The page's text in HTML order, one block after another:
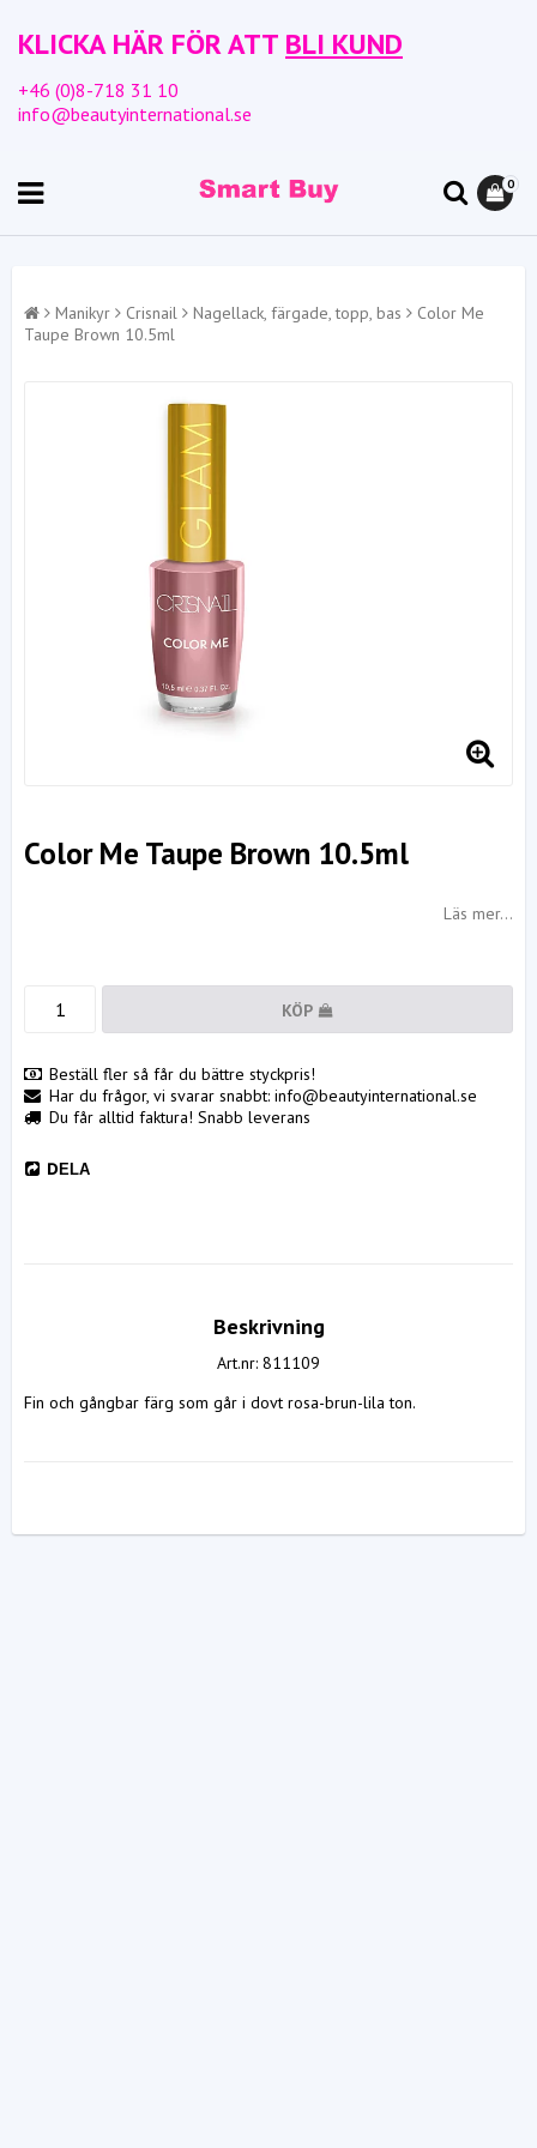
KLICKA HÄR FÖR ATT BLI KUND
+46 (0)8-718 31 10
info@beautyinternational.se
0
Manikyr Crisnail Nagellack, färgade, topp, bas
Color Me
Taupe Brown 10.5ml
Color Me Taupe Brown 10.5ml
Läs mer...
KÖP
Beställ fler så får du bättre styckpris!
Har du frågor, vi svarar snabbt: info@beautyinternational.se
Du får alltid faktura! Snabb leverans
DELA
Beskrivning
Art.nr: 811109
Fin och gångbar färg som går i dovt rosa-brun-lila ton.